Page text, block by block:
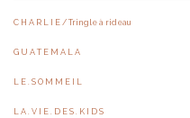
C H A R L I E / Tringle à rideau
G U A T E M A L A
L E . S O M M E I L
L A . V I E . D E S . K I D S